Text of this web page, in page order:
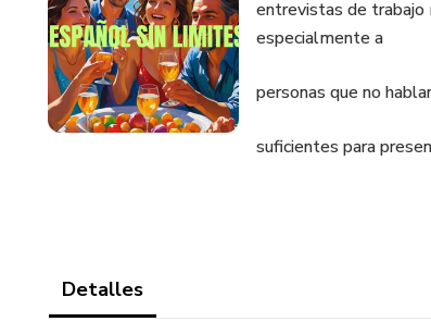
entrevistas de trabajo
especialmente a
personas que no
suficientes para
Detalles